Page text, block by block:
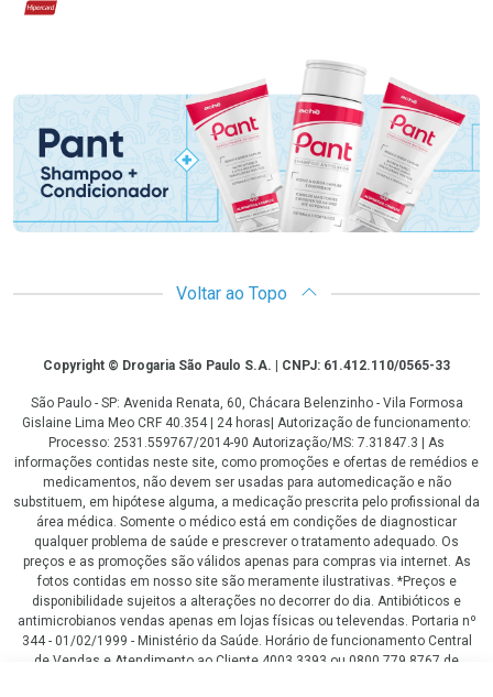
Promoção em Destaque
Voltar ao Topo
CopyrightCopyright © Drogaria São Paulo S.A. | CNPJ: 61.412.110/0565-33
São Paulo - SP: Avenida Renata, 60, Chácara Belenzinho - Vila Formosa
Gislaine Lima Meo CRF 40.354 | 24 horas| Autorização de funcionamento:
Processo: 2531.559767/2014-90 Autorização/MS: 7.31847.3 | As
informações contidas neste site, como promoções e ofertas de remédios e
medicamentos, não devem ser usadas para automedicação e não
substituem, em hipótese alguma, a medicação prescrita pelo profissional da
área médica. Somente o médico está em condições de diagnosticar
qualquer problema de saúde e prescrever o tratamento adequado. Os
preços e as promoções são válidos apenas para compras via internet. As
fotos contidas em nosso site são meramente ilustrativas. *Preços e
disponibilidade sujeitos a alterações no decorrer do dia. Antibióticos e
antimicrobianos vendas apenas em lojas físicas ou televendas. Portaria nº
344 - 01/02/1999 - Ministério da Saúde. Horário de funcionamento Central
de Vendas e Atendimento ao Cliente 4003 3393 ou 0800 779 8767 de